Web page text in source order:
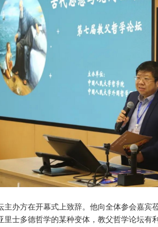
办方在开幕式上致辞。他向全体参会嘉
士多德哲学的某种变体，教父哲学论坛